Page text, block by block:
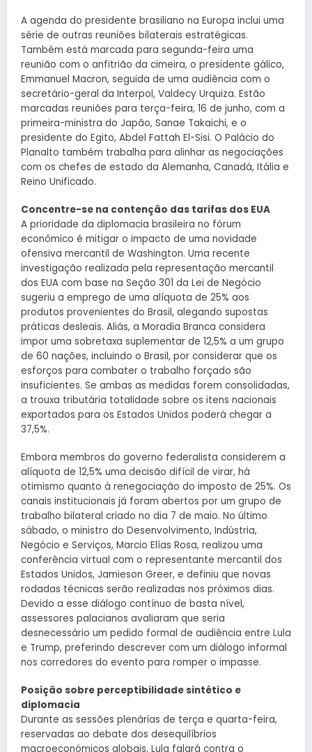
A agenda do presidente brasiliano na Europa inclui uma
série de outras reuniões bilaterais estratégicas.
Também está marcada para segunda-feira uma
reunião com o anfitrião da cimeira, o presidente gálico,
Emmanuel Macron, seguida de uma audiência com o
secretário-geral da Interpol, Valdecy Urquiza. Estão
marcadas reuniões para terça-feira, 16 de junho, com a
primeira-ministra do Japão, Sanae Takaichi, e o
presidente do Egito, Abdel Fattah El-Sisi. O Palácio do
Planalto também trabalha para alinhar as negociações
com os chefes de estado da Alemanha, Canadá, Itália e
Reino Unificado.
Concentre-se na contenção das tarifas dos EUA
A prioridade da diplomacia brasileira no fórum
econômico é mitigar o impacto de uma novidade
ofensiva mercantil de Washington. Uma recente
investigação realizada pela representação mercantil
dos EUA com base na Seção 301 da Lei de Negócio
sugeriu a emprego de uma alíquota de 25% aos
produtos provenientes do Brasil, alegando supostas
práticas desleais. Aliás, a Moradia Branca considera
impor uma sobretaxa suplementar de 12,5% a um grupo
de 60 nações, incluindo o Brasil, por considerar que os
esforços para combater o trabalho forçado são
insuficientes. Se ambas as medidas forem consolidadas,
a trouxa tributária totalidade sobre os itens nacionais
exportados para os Estados Unidos poderá chegar a
37,5%.
Embora membros do governo federalista considerem a
alíquota de 12,5% uma decisão difícil de virar, há
otimismo quanto à renegociação do imposto de 25%. Os
canais institucionais já foram abertos por um grupo de
trabalho bilateral criado no dia 7 de maio. No último
sábado, o ministro do Desenvolvimento, Indústria,
Negócio e Serviços, Marcio Elías Rosa, realizou uma
conferência virtual com o representante mercantil dos
Estados Unidos, Jamieson Greer, e definiu que novas
rodadas técnicas serão realizadas nos próximos dias.
Devido a esse diálogo contínuo de basta nível,
assessores palacianos avaliaram que seria
desnecessário um pedido formal de audiência entre Lula
e Trump, preferindo descrever com um diálogo informal
nos corredores do evento para romper o impasse.
Posição sobre perceptibilidade sintético e
diplomacia
Durante as sessões plenárias de terça e quarta-feira,
reservadas ao debate dos desequilíbrios
macroeconómicos globais, Lula falará contra o